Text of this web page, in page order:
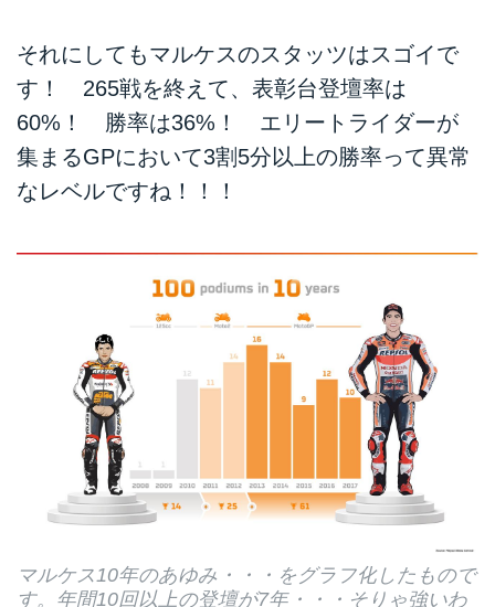
それにしてもマルケスのスタッツはスゴイで
す！ 265戦を終えて、表彰台登壇率は
60%！ 勝率は36%！ エリートライダーが
集まるGPにおいて3割5分以上の勝率って異常
なレベルですね！！！
マルケス10年のあゆみ・・・をグラフ化したもので
す。年間10回以上の登壇が7年・・・そりゃ強いわ